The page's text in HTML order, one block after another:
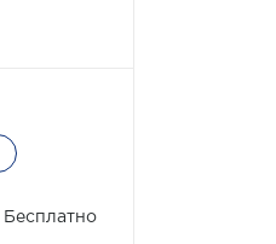
Бесплатно